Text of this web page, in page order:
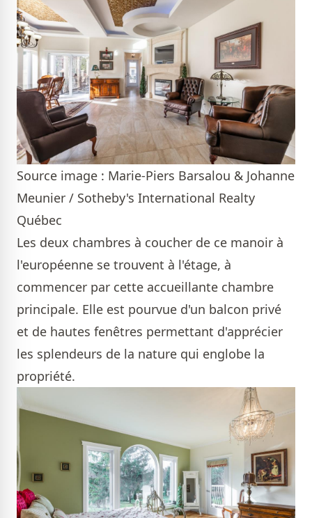
Source image : Marie-Piers Barsalou & Johanne
Meunier / Sotheby's International Realty
Québec
Les deux chambres à coucher de ce manoir à
l'européenne se trouvent à l'étage, à
commencer par cette accueillante chambre
principale. Elle est pourvue d'un balcon privé
et de hautes fenêtres permettant d'apprécier
les splendeurs de la nature qui englobe la
propriété.